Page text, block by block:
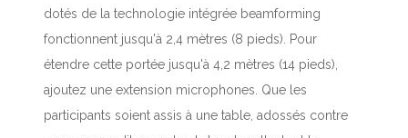
dotés de la technologie intégrée beamforming
fonctionnent jusqu'à 2,4 mètres (8 pieds). Pour
étendre cette portée jusqu'à 4,2 mètres (14 pieds),
ajoutez une extension microphones. Que les
participants soient assis à une table, adossés contre